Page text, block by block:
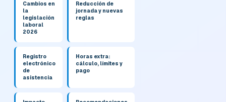
Cambios en
la
legislación
laboral
2026
Reducción de
jornada y nuevas
reglas
Registro
electrónico
de
asistencia
Horas extra:
cálculo, límites y
pago